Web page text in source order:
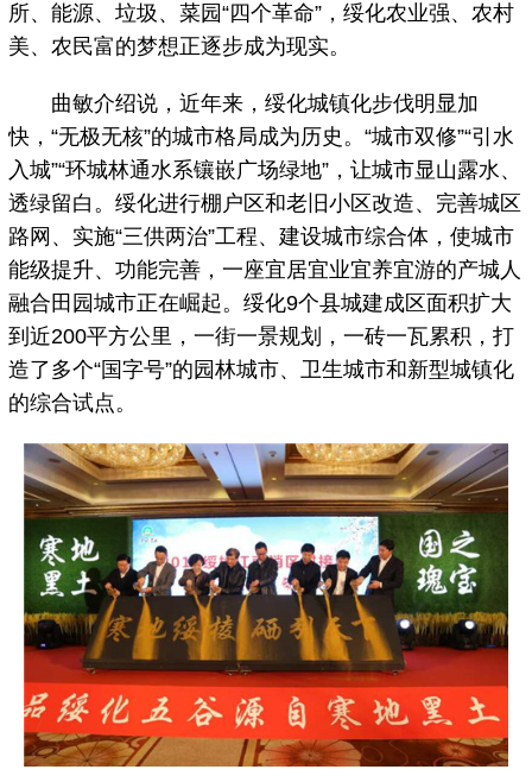
所、能源、垃圾、菜园“四个革命”，绥化农业强、农村
美、农民富的梦想正逐步成为现实。
曲敏介绍说，近年来，绥化城镇化步伐明显加
快，“无极无核”的城市格局成为历史。“城市双修”“引水
入城”“环城林通水系镶嵌广场绿地”，让城市显山露水、
透绿留白。绥化进行棚户区和老旧小区改造、完善城区
路网、实施“三供两治”工程、建设城市综合体，使城市
能级提升、功能完善，一座宜居宜业宜养宜游的产城人
融合田园城市正在崛起。绥化9个县城建成区面积扩大
到近200平方公里，一街一景规划，一砖一瓦累积，打
造了多个“国字号”的园林城市、卫生城市和新型城镇化
的综合试点。